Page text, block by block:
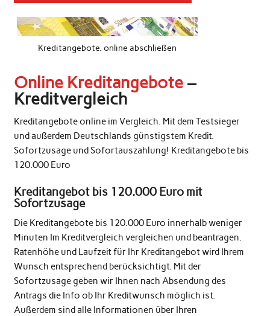
Kreditangebote. online abschließen
Online Kreditangebote–
Kreditvergleich
Kreditangebote online im Vergleich. Mit dem Testsieger
und außerdem Deutschlands günstigstem Kredit.
Sofortzusage und Sofortauszahlung! Kreditangebote bis
120.000 Euro
Kreditangebot bis 120.000 Euro mit
Sofortzusage
Die Kreditangebote bis 120.000 Euro innerhalb weniger
Minuten Im Kreditvergleich vergleichen und beantragen.
Ratenhöhe und Laufzeit für Ihr Kreditangebot wird Ihrem
Wunsch entsprechend berücksichtigt. Mit der
Sofortzusage geben wir Ihnen nach Absendung des
Antrags die Info ob Ihr Kreditwunsch möglich ist.
Außerdem sind alle Informationen über Ihren